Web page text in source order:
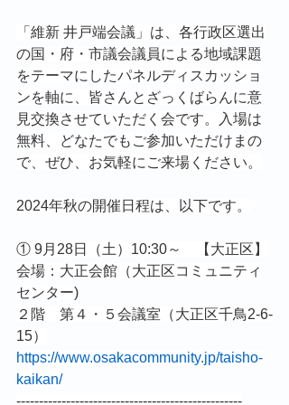
「維新 井戸端会議」は、各行政区選出
の国・府・市議会議員による地域課題
をテーマにしたパネルディスカッショ
ンを軸に、皆さんとざっくばらんに意
見交換させていただく会です。入場は
無料、どなたでもご参加いただけまの
で、ぜひ、お気軽にご来場ください。
2024年秋の開催日程は、以下です。
① 9月28日（土）10:30～　【大正区】
会場：大正会館（大正区コミュニティ
センター)
２階　第４・５会議室（大正区千鳥2-6-
15）
https://www.osakacommunity.jp/taisho-
kaikan/
--------------------------------------------------